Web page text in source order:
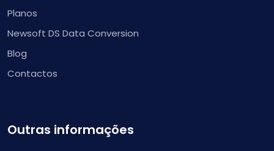
Planos
Newsoft DS Data Conversion
Blog
Contactos
Outras informações